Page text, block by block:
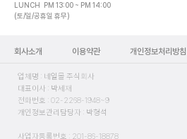
LUNCH
PM 13:00 ~ PM 14:00
(토/일/공휴일 휴무)
회사소개 이용약관 개인정보처리방침
업체명 : 네일몰 주식회사
대표이사 : 박세재
전화번호 : 02-2268-1948~9
개인정보관리담당자 : 박형석
사업자등록번호 : 201-86-18878